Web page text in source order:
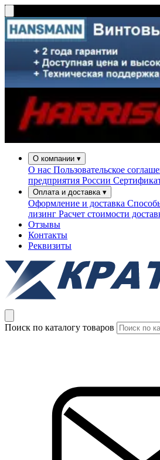
О компании ▾
О нас Пользовательское
предприятия России
Оплата и доставка ▾
Оформление и доставка
лизинг Расчет стоимости
Отзывы
Контакты
Реквизиты
Поиск по каталогу товаров